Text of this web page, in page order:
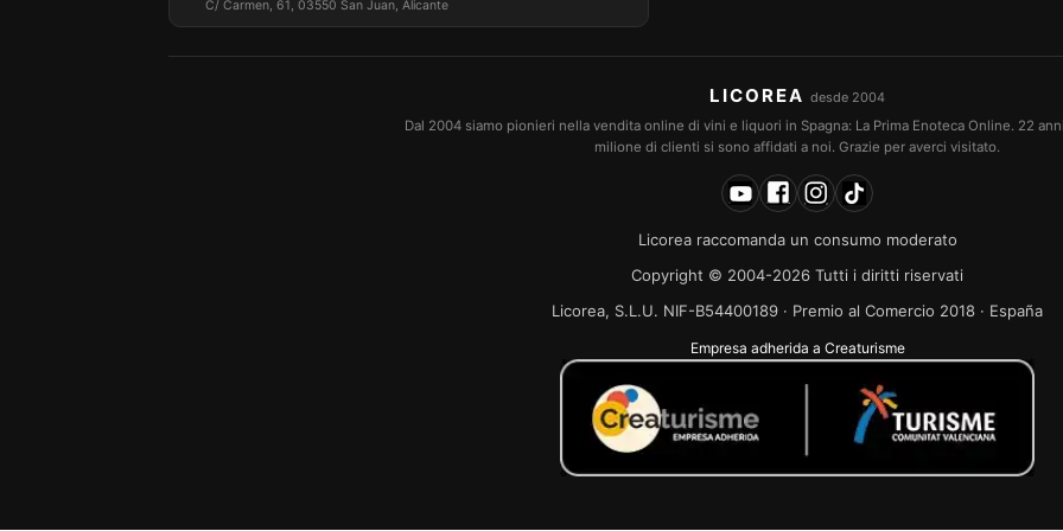
C/ Carmen, 61, 03550 San Juan, Alicante
LICOREA desde 2004
Dal 2004 siamo pionieri nella vendita online di vini e liquori in Spagna: La Prima Enoteca Online. 22
milione di clienti si sono affidati a noi. Grazie per averci visitato.
Licorea raccomanda un consumo moderato
Copyright © 2004-2026 Tutti i diritti riservati
Licorea, S.L.U. NIF-B54400189 · Premio al Comercio 2018 · España
Empresa adherida a Creaturisme